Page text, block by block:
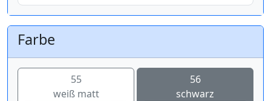
Farbe
55
weiß matt
56
schwarz